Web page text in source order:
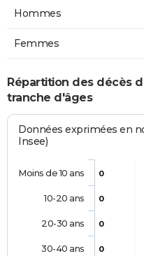
Hommes
Femmes
Répartition des décès
tranche d'âges
Données exprimées en
Insee)
0
0
0
0
Moins de 10 ans
10-20 ans
20-30 ans
30-40 ans